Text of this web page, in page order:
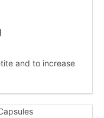
and to increase